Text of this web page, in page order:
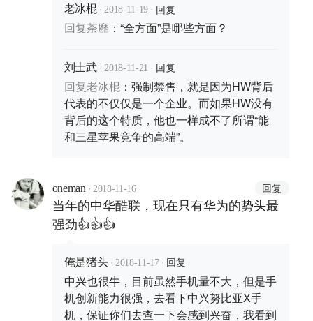
老冰棍 · 2018-11-19 · 回复
回复荼靡 ： “全方面”是哪些方面？
刘士武 · 2018-11-21 · 回复
回复老冰棍： 强制禁售，就是因为HW背后
代表的不仅仅是一个企业。而如果HW没有
背后的这个特质，他也一样成不了所谓“能
和三星苹果竞争的高端”。
oneman · 2018-11-16 回复
当年的中华酷联，现在只有华为的势头最
强劲👍👍👍
俺是猪头 · 2018-11-17 · 回复
中兴也很牛，目前虽然手机量不大，但是手
机创新能力很强，去看下中兴努比亚X手
机，保证你们去查一下会感到兴奋，我看到